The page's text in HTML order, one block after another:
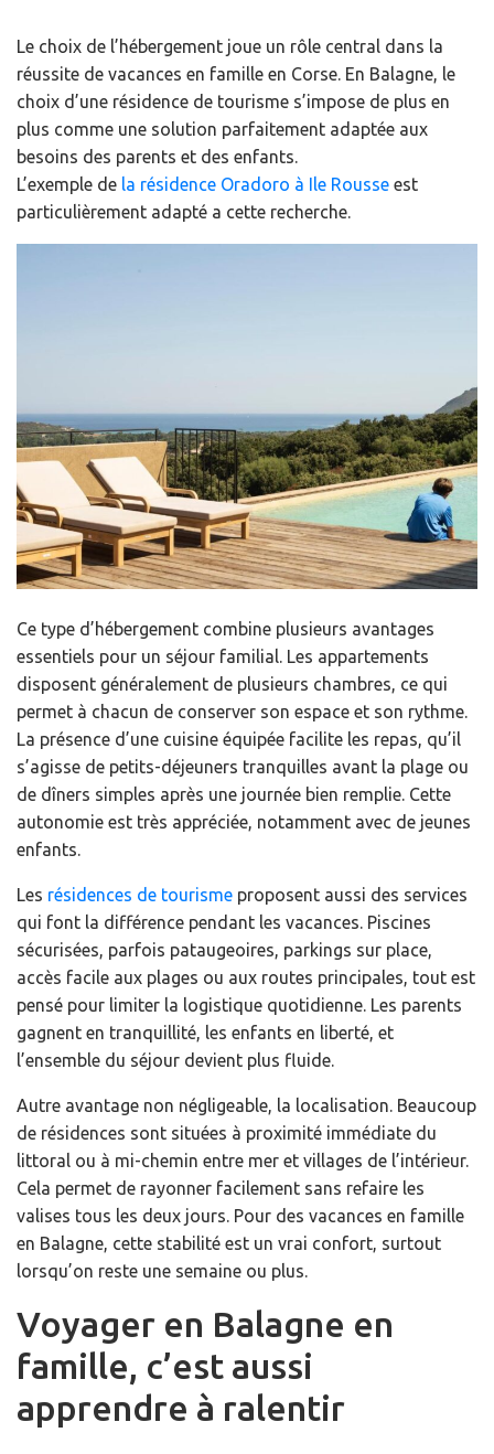
Le choix de l’hébergement joue un rôle central dans la
réussite de vacances en famille en Corse. En Balagne, le
choix d’une résidence de tourisme s’impose de plus en
plus comme une solution parfaitement adaptée aux
besoins des parents et des enfants.
L’exemple de la résidence Oradoro à Ile Rousse est
particulièrement adapté a cette recherche.
Ce type d’hébergement combine plusieurs avantages
essentiels pour un séjour familial. Les appartements
disposent généralement de plusieurs chambres, ce qui
permet à chacun de conserver son espace et son rythme.
La présence d’une cuisine équipée facilite les repas, qu’il
s’agisse de petits-déjeuners tranquilles avant la plage ou
de dîners simples après une journée bien remplie. Cette
autonomie est très appréciée, notamment avec de jeunes
enfants.
Les résidences de tourisme proposent aussi des services
qui font la différence pendant les vacances. Piscines
sécurisées, parfois pataugeoires, parkings sur place,
accès facile aux plages ou aux routes principales, tout est
pensé pour limiter la logistique quotidienne. Les parents
gagnent en tranquillité, les enfants en liberté, et
l’ensemble du séjour devient plus fluide.
Autre avantage non négligeable, la localisation. Beaucoup
de résidences sont situées à proximité immédiate du
littoral ou à mi-chemin entre mer et villages de l’intérieur.
Cela permet de rayonner facilement sans refaire les
valises tous les deux jours. Pour des vacances en famille
en Balagne, cette stabilité est un vrai confort, surtout
lorsqu’on reste une semaine ou plus.
Voyager en Balagne en
famille, c’est aussi
apprendre à ralentir